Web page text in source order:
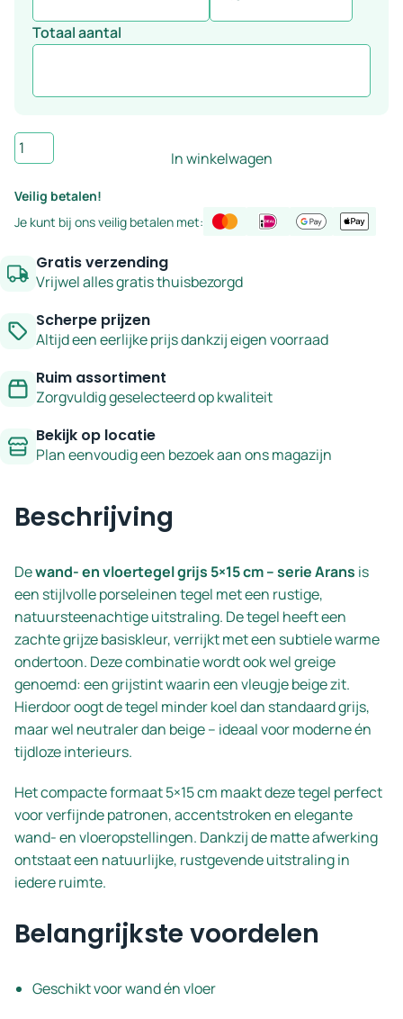
Totaal aantal
Wand-
en
vloertegel
greige
5x15
–
Arans
aantal
In winkelwagen
Veilig betalen!
Je kunt bij ons veilig betalen met:
Gratis verzending
Vrijwel alles gratis thuisbezorgd
Scherpe prijzen
Altijd een eerlijke prijs dankzij eigen voorraad
Ruim assortiment
Zorgvuldig geselecteerd op kwaliteit
Bekijk op locatie
Plan eenvoudig een bezoek aan ons magazijn
Beschrijving
Dewand- en vloertegel grijs 5×15 cm – serie Arans is
een stijlvolle porseleinen tegel met een rustige,
natuursteenachtige uitstraling. De tegel heeft een
zachte grijze basiskleur, verrijkt met een subtiele warme
ondertoon. Deze combinatie wordt ook wel greige
genoemd: een grijstint waarin een vleugje beige zit.
Hierdoor oogt de tegel minder koel dan standaard grijs,
maar wel neutraler dan beige – ideaal voor moderne én
tijdloze interieurs.
Het compacte formaat 5×15 cm maakt deze tegel perfect
voor verfijnde patronen, accentstroken en elegante
wand- en vloeropstellingen. Dankzij de matte afwerking
ontstaat een natuurlijke, rustgevende uitstraling in
iedere ruimte.
Belangrijkste voordelen
Geschikt voor wand én vloer